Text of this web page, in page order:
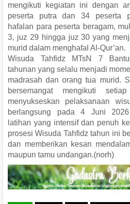
mengikuti kegiatan ini dengan
peserta putra dan 34 peserta
hafalan para peserta beragam,
3, juz 29 hingga juz 30 yang
murid dalam menghafal Al-Qur’an.
Wisuda Tahfidz MTsN 7
tahunan yang selalu menjadi
madrasah dan orang tua murid.
bersemangat mengikuti
menyukseskan pelaksanaan
berlangsung pada 4 Juni
latihan yang intensif dan penuh
prosesi Wisuda Tahfidz tahun ini
dan memberikan kesan
maupun tamu undangan.(norh)